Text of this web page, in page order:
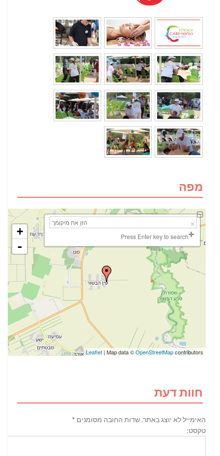
מפה
+
-
Press Enter key to search
Leaflet| Map data ©OpenStreetMapcontributors
חוות דעת
האימייל לא יוצג באתר. שדות החובה מסומנים *
טקסט: